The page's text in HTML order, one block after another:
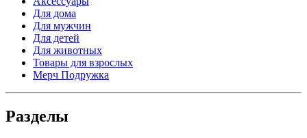
Для дома
Для мужчин
Для детей
Для животных
Товары для взрослых
Мерч Подружка
Разделы